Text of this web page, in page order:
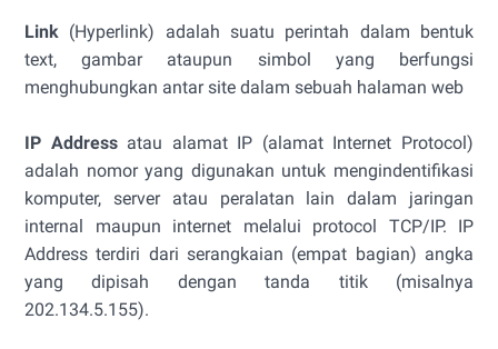
Link (Hyperlink) adalah suatu perintah dalam bentuk
text, gambar ataupun simbol yang berfungsi
menghubungkan antar site dalam sebuah halaman web
IP Addressatau alamat IP (alamat Internet Protocol)
adalah nomor yang digunakan untuk mengindentifikasi
komputer, server atau peralatan lain dalam jaringan
internal maupun internet melalui protocol TCP/IP. IP
Address terdiri dari serangkaian (empat bagian) angka
yang dipisah dengan tanda titik (misalnya
202.134.5.155).